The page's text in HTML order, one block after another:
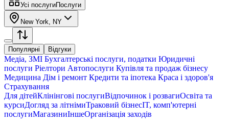
Усі послугиПослуги
New York, NY
Популярні Відгуки
Медіа, ЗМІ Бухгалтерські послуги, податки Юридичні
послуги Ріелтори Автопослуги Купівля та продаж бізнесу
Медицина Дім і ремонт Кредити та іпотека Краса і здоров'я
Страхування
Для дітейКлінінгові послугиВідпочинок і розвагиОсвіта та
курсиДогляд за літнімиТраковий бізнесIT, комп'ютерні
послугиМагазиниІншеОрганізація заходів